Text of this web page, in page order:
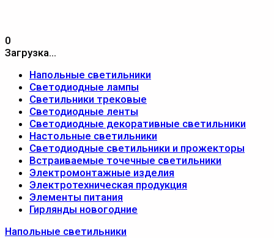
0
Загрузка...
Напольные светильники
Светодиодные лампы
Светильники трековые
Светодиодные ленты
Светодиодные декоративные светильники
Настольные светильники
Светодиодные светильники и прожекторы
Встраиваемые точечные светильники
Электромонтажные изделия
Электротехническая продукция
Элементы питания
Гирлянды новогодние
Напольные светильники